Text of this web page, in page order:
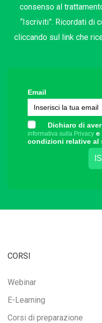
consenso al
“Iscriviti”. Ricordati di
cliccando sul link che
Email
Dichiaro di
informativa sulla Privacy e
condizioni relative al
CORSI
Webinar
E-Learning
Corsi di preparazione